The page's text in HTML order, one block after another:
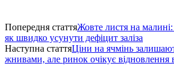
Попередня статтяЖовте листя на
як швидко усунути дефіцит заліза
Наступна статтяЦіни на ячмінь
жнивами, але ринок очікує відновлення